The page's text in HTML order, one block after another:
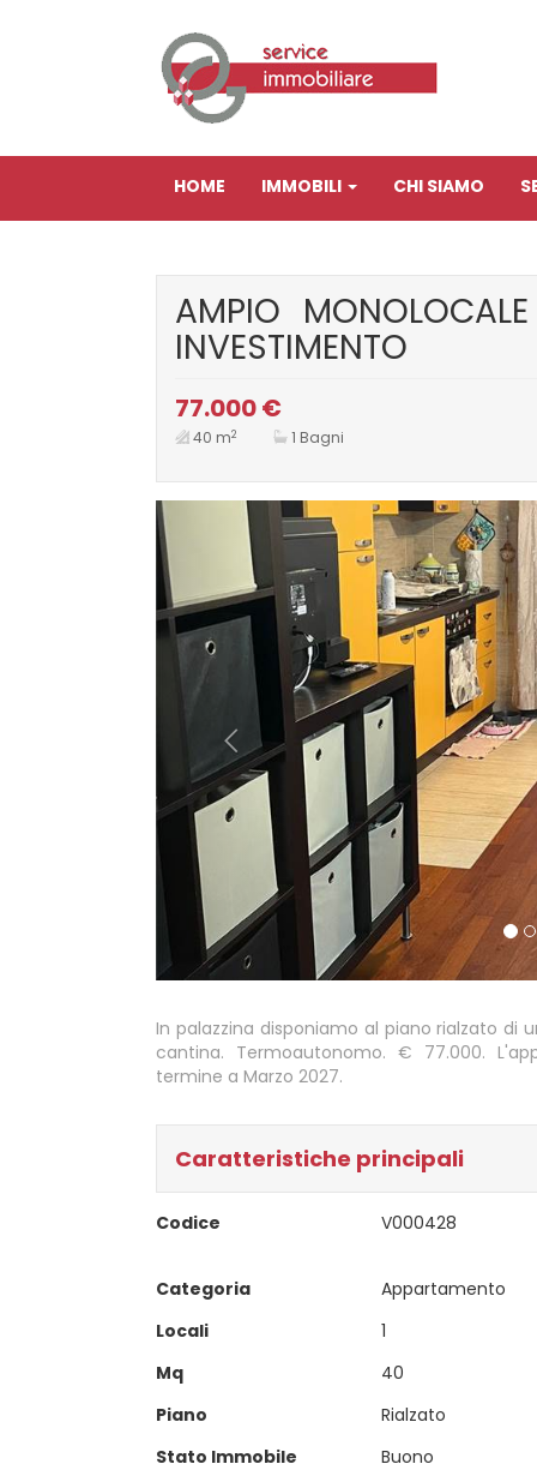
HOME IMMOBILI CHI SIAMO
AMPIO
INVESTIMENTO
77.000 €
40 m2 1 Bagni
Previous
In palazzina disponiamo al piano rialzato
cantina. Termoautonomo. € 77.000.
termine a Marzo 2027.
Caratteristiche principali
Codice V000428
Categoria
Appartamento
Locali
1
Mq
40
Piano
Rialzato
Stato Immobile
Buono